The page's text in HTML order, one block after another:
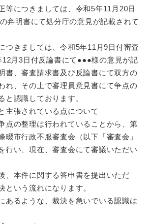
等につきましては、令和5年11月20日
弁明書にて処分庁の意見が記載されて
つきましては、令和5年11月9日付審査
月3日付反論書にて●●●様の意見が記
書、審査請求書及び反論書にて双方の
れ、その上で審理員意見書にて争点の
と認識しております。
主張されている点について
点の整理は行われていることから、第
畷市行政不服審査会（以下「審査会」
行い、現在、審査会にて審議いただい
、本件に関する答申書を提出いただ
という流れになります。
あるような、裁決を急いでいる認識は